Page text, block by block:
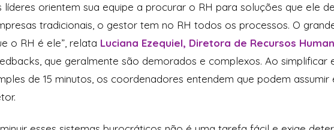
líderes orientem sua equipe a procurar o RH para soluções que ele
tradicionais, o gestor tem no RH todos os processos. O
o RH é ele”, relata Luciana Ezequiel, Diretora de Recursos
que geralmente são demorados e complexos. Ao simplificar
de 15 minutos, os coordenadores entendem que podem